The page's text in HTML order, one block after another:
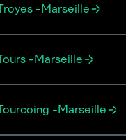
-Marseille
-Marseille
-Marseille